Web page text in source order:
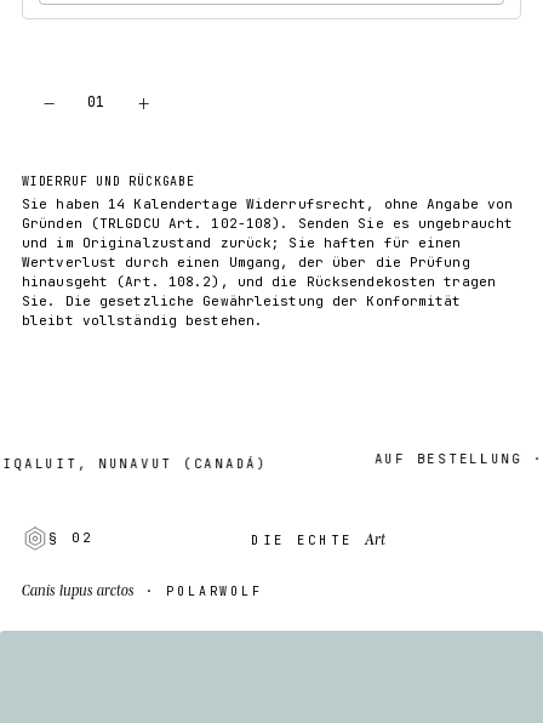
− 01 +
WIDERRUF UND RÜCKGABE
Sie haben 14 Kalendertage Widerrufsrecht, ohne Angabe von
Gründen (TRLGDCU Art. 102-108). Senden Sie es ungebraucht
und im Originalzustand zurück; Sie haften für einen
Wertverlust durch einen Umgang, der über die Prüfung
hinausgeht (Art. 108.2), und die Rücksendekosten tragen
Sie. Die gesetzliche Gewährleistung der Konformität
bleibt vollständig bestehen.
NUNAVUT (CANADÁ) AUF BESTELLUNG ·
§ 02 DIE ECHTEArt
Canis lupus arctos · POLARWOLF